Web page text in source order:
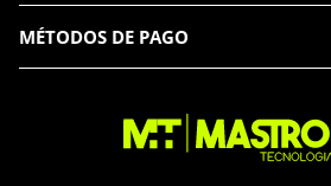
MÉTODOS DE PAGO